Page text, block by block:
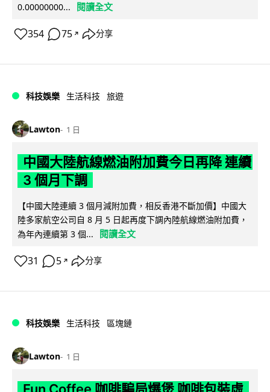
0.00000000...
閱讀全文
354 75 ↗ 分享
科技娛樂 生活科技 旅遊
Lawton 1 日
中國大陸航線燃油附加費今日再降 連續
3 個月下調
【中國大陸連續 3 個月減附加費，相反香港不斷加價】中國大
陸多家航空公司自 8 月 5 日起再度下調內陸航線燃油附加費，
為年內連續第 3 個...
閱讀全文
31 5 ↗ 分享
科技娛樂 生活科技 區塊鏈
Lawton 1 日